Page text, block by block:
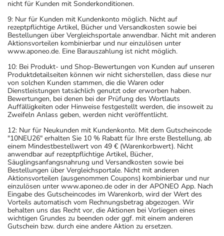
nicht für Kunden mit Sonderkonditionen.
9: Nur für Kunden mit Kundenkonto möglich. Nicht auf
rezeptpflichtige Artikel, Bücher und Versandkosten sowie bei
Bestellungen über Vergleichsportale anwendbar. Nicht mit anderen
Aktionsvorteilen kombinierbar und nur einzulösen unter
www.aponeo.de. Eine Barauszahlung ist nicht möglich.
10: Bei Produkt- und Shop-Bewertungen von Kunden auf unseren
Produktdetailseiten können wir nicht sicherstellen, dass diese nur
von solchen Kunden stammen, die die Waren oder
Dienstleistungen tatsächlich genutzt oder erworben haben.
Bewertungen, bei denen bei der Prüfung des Wortlauts
Auffälligkeiten oder Hinweise festgestellt werden, die insoweit zu
Zweifeln Anlass geben, werden nicht veröffentlicht.
12: Nur für Neukunden mit Kundenkonto. Mit dem Gutscheincode
"10NEU26" erhalten Sie 10 % Rabatt für Ihre erste Bestellung, ab
einem Mindestbestellwert von 49 € (Warenkorbwert). Nicht
anwendbar auf rezeptpflichtige Artikel, Bücher,
Säuglingsanfangsnahrung und Versandkosten sowie bei
Bestellungen über Vergleichsportale. Nicht mit anderen
Aktionsvorteilen (ausgenommen Coupons) kombinierbar und nur
einzulösen unter www.aponeo.de oder in der APONEO App. Nach
Eingabe des Gutscheincodes im Warenkorb, wird der Wert des
Vorteils automatisch vom Rechnungsbetrag abgezogen. Wir
behalten uns das Recht vor, die Aktionen bei Vorliegen eines
wichtigen Grundes zu beenden oder ggf. mit einem anderen
Gutschein bzw. durch eine andere Aktion zu ersetzen.